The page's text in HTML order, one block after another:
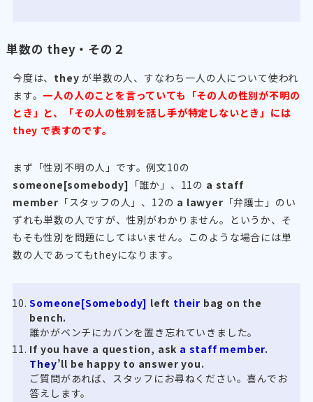
単数の they・その２
今度は、 they が単数の人、すなわち一人の人について使われ
ます。 一人の人のことを言っていても「その人の性別が不明の
とき」と、「その人の性別を話し手が特定しないとき」には
they で表すのです。
まず「性別不明の人」です。例文10の
someone[somebody] 「誰か」、11の a staff
member 「スタッフの人」、12の a lawyer 「弁護士」のい
ずれも単数の人ですが、性別がわかりません。というか、そ
もそも性別を問題にしてはいません。このような場合には単
数の人であってもtheyになります。
Someone[Somebody] left their bag on the
bench.
誰かがベンチにカバンを置き忘れていきました。
If you have a question, ask a staff member.
They’ll be happy to answer you.
ご質問があれば、スタッフにお尋ねください。喜んでお
答えします。